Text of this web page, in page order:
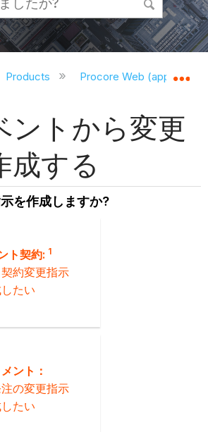
ル階層を展開/折りたたむ
Products Procore Web
ントから変更
成する
を作成しますか?
ト契約: 1
約変更指示
たい
ント：
の変更指示
たい